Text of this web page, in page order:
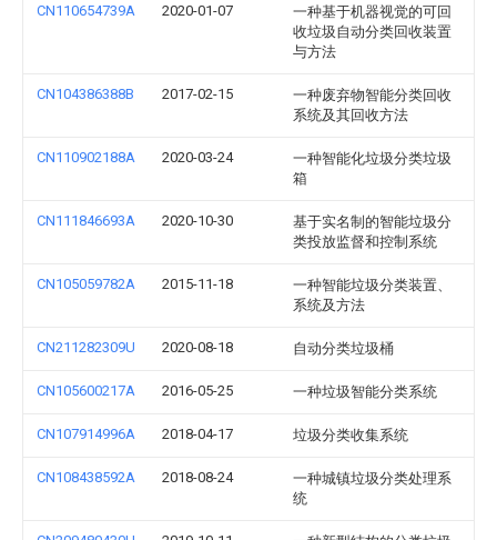
CN110654739A 2020-01-07
一种基于机器视觉的可回
收垃圾自动分类回收装置
与方法
CN104386388B 2017-02-15
一种废弃物智能分类回收
系统及其回收方法
CN110902188A 2020-03-24
一种智能化垃圾分类垃圾
箱
CN111846693A 2020-10-30
基于实名制的智能垃圾分
类投放监督和控制系统
CN105059782A 2015-11-18
一种智能垃圾分类装置、
系统及方法
CN211282309U 2020-08-18 自动分类垃圾桶
CN105600217A 2016-05-25 一种垃圾智能分类系统
CN107914996A 2018-04-17 垃圾分类收集系统
CN108438592A 2018-08-24
一种城镇垃圾分类处理系
统